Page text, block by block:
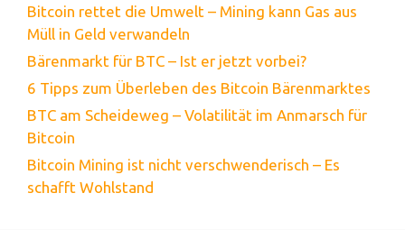
Bitcoin rettet die Umwelt – Mining kann Gas aus
Müll in Geld verwandeln
Bärenmarkt für BTC – Ist er jetzt vorbei?
6 Tipps zum Überleben des Bitcoin Bärenmarktes
BTC am Scheideweg – Volatilität im Anmarsch für
Bitcoin
Bitcoin Mining ist nicht verschwenderisch – Es
schafft Wohlstand